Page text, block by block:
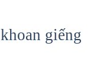
giếng